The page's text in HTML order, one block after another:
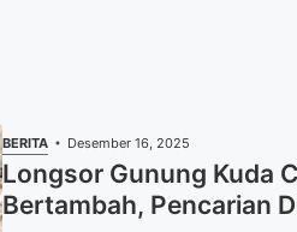
BERITA Desember 16, 2025
Longsor Gunung Kuda
Bertambah, Pencarian